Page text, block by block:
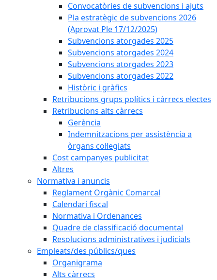
Convocatòries de subvencions i ajuts
Pla estratègic de subvencions 2026
(Aprovat Ple 17/12/2025)
Subvencions atorgades 2025
Subvencions atorgades 2024
Subvencions atorgades 2023
Subvencions atorgades 2022
Històric i gràfics
Retribucions grups polítics i càrrecs electes
Retribucions alts càrrecs
Gerència
Indemnitzacions per assistència a
òrgans col·legiats
Cost campanyes publicitat
Altres
Normativa i anuncis
Reglament Orgànic Comarcal
Calendari fiscal
Normativa i Ordenances
Quadre de classificació documental
Resolucions administratives i judicials
Empleats/des públics/ques
Organigrama
Alts càrrecs